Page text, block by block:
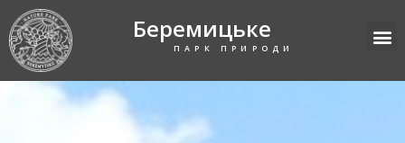
Беремицьке
ПАРК ПРИРОДИ